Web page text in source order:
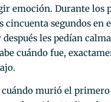
emoción. Durante los
cincuenta segundos en
les pedían
cuándo fue,
cuándo murió el